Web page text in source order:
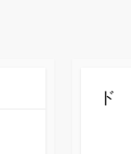
ド